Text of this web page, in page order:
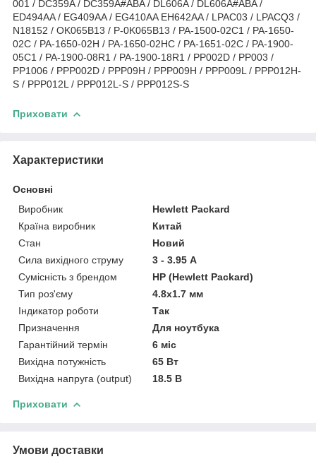
001 / DC359A / DC359A#ABA / DL606A / DL606A#ABA /
ED494AA / EG409AA / EG410AA EH642AA / LPAC03 / LPACQ3 /
N18152 / OK065B13 / P-0K065B13 / PA-1500-02C1 / PA-1650-
02C / PA-1650-02H / PA-1650-02HC / PA-1651-02C / PA-1900-
05C1 / PA-1900-08R1 / PA-1900-18R1 / PP002D / PP003 /
PP1006 / PPP002D / PPP09H / PPP009H / PPP009L / PPP012H-
S / PPP012L / PPP012L-S / PPP012S-S
Приховати
Характеристики
Основні
Виробник
Hewlett Packard
Країна виробник
Китай
Стан
Новий
Сила вихідного струму
3 - 3.95 А
Сумісність з брендом
HP (Hewlett Packard)
Тип роз'єму
4.8x1.7 мм
Індикатор роботи
Так
Призначення
Для ноутбука
Гарантійний термін
6 міс
Вихідна потужність
65 Вт
Вихідна напруга (output)
18.5 В
Приховати
Умови доставки